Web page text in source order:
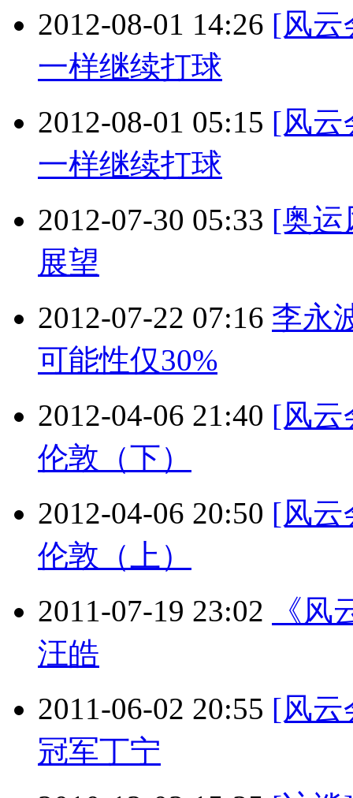
2012-08-01 14:26 [风云
一样继续打球
2012-08-01 05:15 [风云
一样继续打球
2012-07-30 05:33 [奥运
展望
2012-07-22 07:16 李永
可能性仅30%
2012-04-06 21:40 [风云
伦敦（下）
2012-04-06 20:50 [风云
伦敦（上）
2011-07-19 23:02
《
汪皓
2011-06-02 20:55 [风云
冠军丁宁